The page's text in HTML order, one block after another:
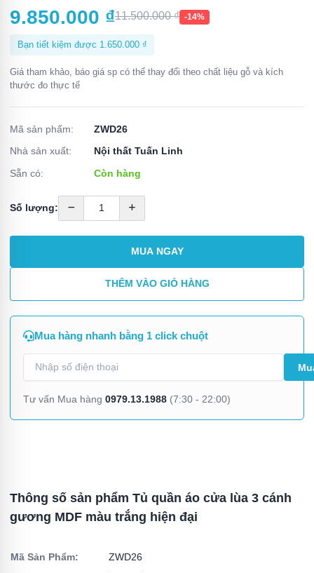
9.850.000 ₫11.500.000₫ -14%
Bạn tiết kiệm được 1.650.000 ₫
Giá tham khảo, báo giá sp có thể thay đổi theo chất liệu gỗ và kích
thước đo thực tế
Mã sản phẩm:
ZWD26
Nhà sản xuất:
Nội thất Tuấn Linh
Sẵn có:
Còn hàng
Số lượng:
MUA NGAY
THÊM VÀO GIỎ HÀNG
Mua hàng nhanh bằng 1 click chuột
Tư vấn Mua hàng 0979.13.1988(7:30 - 22:00)
Thông số sản phẩm Tủ quần áo cửa lùa 3 cánh
gương MDF màu trắng hiện đại
Mã Sản Phẩm: ZWD26